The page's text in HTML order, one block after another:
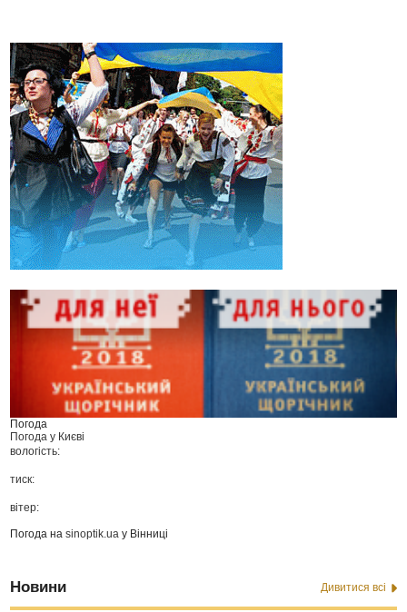
Погода
Погода у Києві
вологість:
тиск:
вітер:
Погода наsinoptik.ua у Вінниці
Новини Дивитися всі